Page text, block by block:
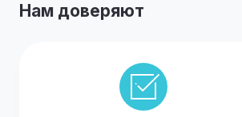
Нам доверяют